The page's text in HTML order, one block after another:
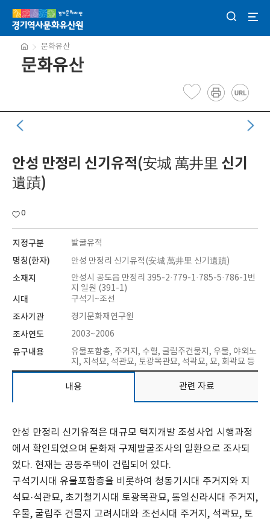
문화유산
문화유산
안성 만정리 신기유적(安城 萬井里 신기
遺蹟)
0
지정구분 발굴유적
명칭(한자) 안성 만정리 신기유적(安城 萬井里 신기遺蹟)
소재지
안성시 공도읍 만정리 395-2·779-1·785-5·786-1번
지 일원 (391-1)
시대 구석기~조선
조사기관 경기문화재연구원
조사연도 2003~2006
유구내용
유물포함층, 주거지, 수혈, 굴립주건물지, 우물, 야외노
지, 지석묘, 석관묘, 토광목관묘, 석곽묘, 묘, 회곽묘 등
내용 관련 자료
안성 만정리 신기유적은 대규모 택지개발 조성사업 시행과정
에서 확인되었으며 문화재 구제발굴조사의 일환으로 조사되
었다. 현재는 공동주택이 건립되어 있다.
구석기시대 유물포함층을 비롯하여 청동기시대 주거지와 지
석묘·석관묘, 초기철기시대 토광목관묘, 통일신라시대 주거지,
우물, 굴립주 건물지 고려시대와 조선시대 주거지, 석곽묘, 토